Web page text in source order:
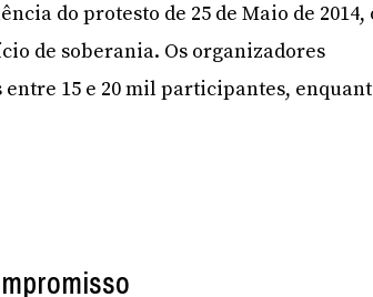
do protesto de 25 de Maio de 2014,
de soberania. Os organizadores
15 e 20 mil participantes,